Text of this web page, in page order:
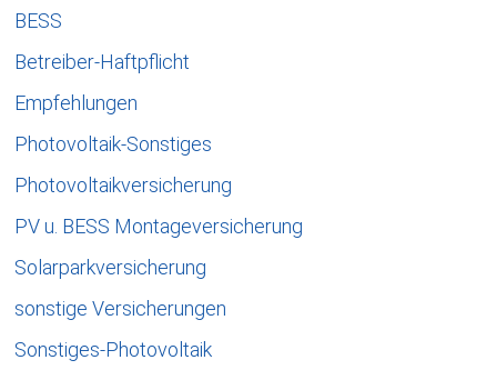
BESS
Betreiber-Haftpflicht
Empfehlungen
Photovoltaik-Sonstiges
Photovoltaikversicherung
PV u. BESS Montageversicherung
Solarparkversicherung
sonstige Versicherungen
Sonstiges-Photovoltaik